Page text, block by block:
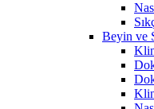
Beyin ve